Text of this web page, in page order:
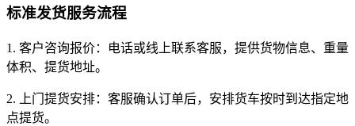
标准发货服务流程
1. 客户咨询报价：电话或线上联系客服，提供货物信息、重量
体积、提货地址。
2. 上门提货安排：客服确认订单后，安排货车按时到达指定地
点提货。